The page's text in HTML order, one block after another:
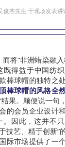
俊杰先生 于现场发表讲
将“非洲蜡染融
既得益于中国纺
棒球帽的独特之
棒球帽的风格全
果。顺便说一句
的会员企业设计
因此，这并不
技艺、精于创新”
际市场提供了一